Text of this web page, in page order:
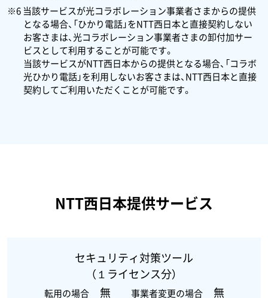
※6 当該サービスが光コラボレーション事業者さまからの提供
となる場合、「ひかり電話」をNTT西日本と直接契約しない
お客さまは、光コラボレーション事業者さまの卸付加サー
ビスとして利用することが可能です。
当該サービスがNTT西日本からの提供となる場合、「コラボ
光ひかり電話」を利用しないお客さまは、NTT西日本と直接
契約してご利用いただくことが可能です。
NTT西日本提供サービス
セキュリティ対策ツール
（１ライセンス分）
転用の場合無 事業者変更の場合無